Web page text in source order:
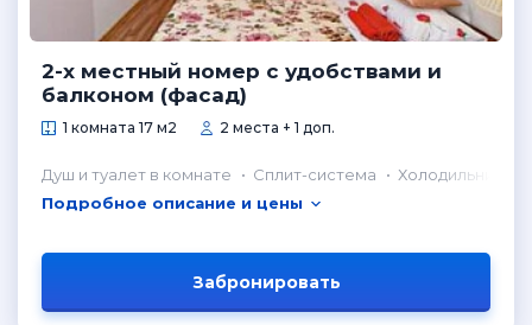
2-х местный номер с удобствами и
балконом (фасад)
1 комната 17 м2 2 места + 1 доп.
Душ и туалет в комнате Сплит-система
Холодильник в
Подробное описание и цены
Забронировать